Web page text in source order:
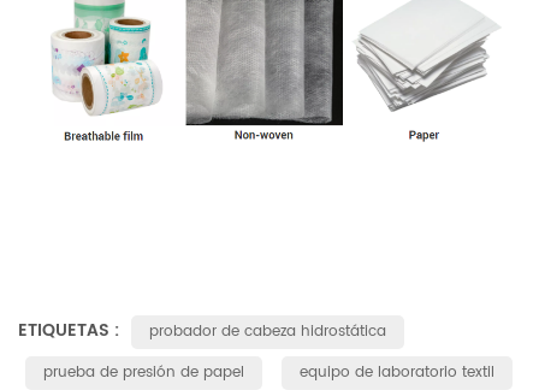
ETIQUETAS :
probador de cabeza hidrostática
prueba de presión de papel
equipo de laboratorio textil